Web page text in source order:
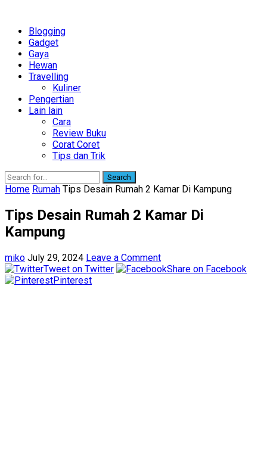
Blogging
Gadget
Gaya
Hewan
Travelling
Kuliner
Pengertian
Lain lain
Cara
Review Buku
Corat Coret
Tips dan Trik
Search
Home Rumah Tips Desain Rumah 2 Kamar Di Kampung
Tips Desain Rumah 2 Kamar Di
Kampung
miko July 29, 2024 Leave a Comment
Tweet on Twitter
Share on Facebook
Pinterest